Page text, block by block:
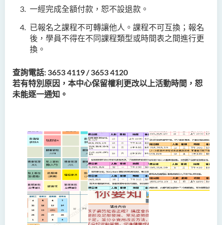
一經完成全額付款，恕不設退款。
已報名之課程不可轉讓他人。課程不可互換；報名
後，學員不得在不同課程類型或時間表之間進行更
換。
查詢電話: 3653 4119 / 3653 4120
若有特別原因，本中心保留權利更改以上活動時間，恕
未能逐一通知。